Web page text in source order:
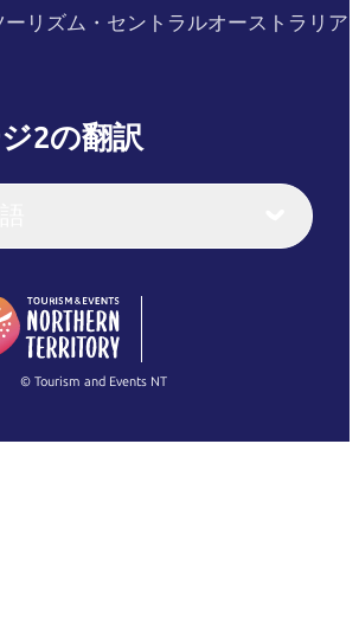
リズム・セントラルオーストラリア
2の翻訳
繁體中文
© Tourism and Events NT